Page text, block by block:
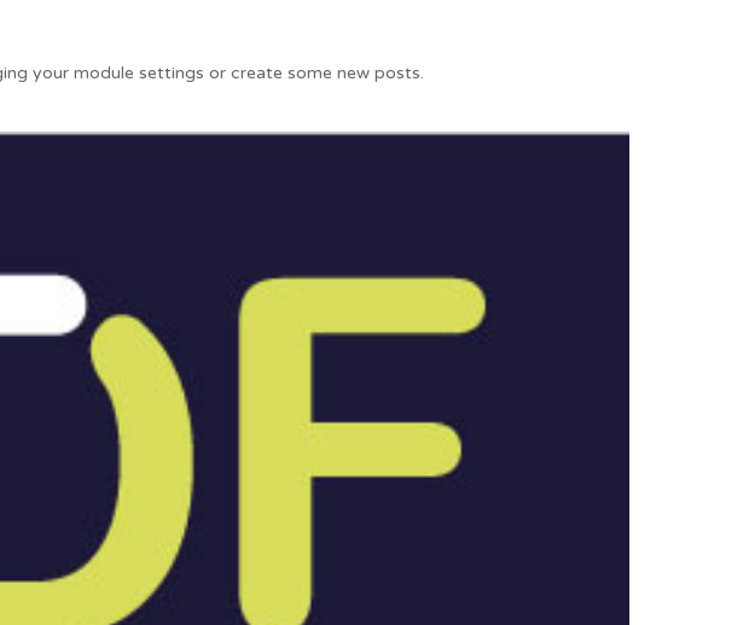
your module settings or create some new posts.